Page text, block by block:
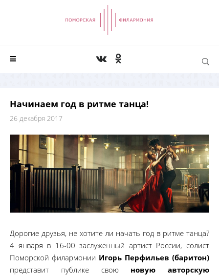
Начинаем год в ритме танца!
26 декабря 2017
Дорогие друзья, не хотите ли начать год в ритме танца?
4 января в 16-00 заслуженный артист России, солист
Поморской филармонии Игорь Перфильев (баритон)
представит публике свою новую авторскую